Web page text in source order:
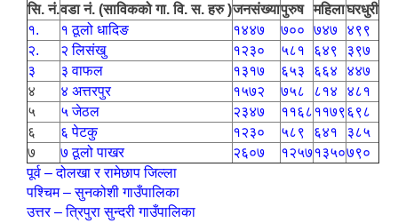
सि. नं.वडा नं. (साविकको गा. वि. स. हरु )जनसंख्यापुरुष महिलाघरधुरी
१.
१ ठूलो धादिङ १४४७ ७०० ७४७
४९९
२.
२ लिसंखु १२३० ५८१ ६४९
३९७
३
३ वाफल १३१७ ६५३ ६६४
४४७
४
४ अत्तरपुर १५७२ ७५८ ८१४
४८१
५
५ जेठल २३४७ ११६८११७९६९८
६
६ पेटकु १२३० ५८९ ६४१
३८५
७
७ ठूलो पाखर २६०७ १२५७१३५०७९०
पूर्व – दोलखा र रामेछाप जिल्ला
पश्चिम – सुनकोशी गाउँपालिका
उत्तर – त्रिपुरा सुन्दरी गाउँपालिका